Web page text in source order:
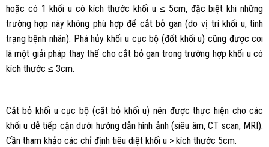
hoặc có 1 khối u có kích thước khối u ≤ 5cm, đặc biệt khi những
trường hợp này không phù hợp để cắt bỏ gan (do vị trí khối u, tình
trạng bệnh nhân). Phá hủy khối u cục bộ (đốt khối u) cũng được coi
là một giải pháp thay thế cho cắt bỏ gan trong trường hợp khối u có
kích thước ≤ 3cm.
Cắt bỏ khối u cục bộ (cắt bỏ khối u) nên được thực hiện cho các
khối u dễ tiếp cận dưới hướng dẫn hình ảnh (siêu âm, CT scan, MRI).
Cần tham khảo các chỉ định tiêu diệt khối u > kích thước 5cm.